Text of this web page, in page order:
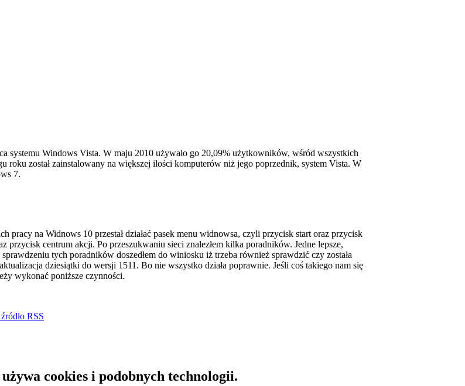
systemu Windows Vista. W maju 2010 używało go 20,09% użytkowników, wśród wszystkich
został zainstalowany na większej ilości komputerów niż jego poprzednik, system Vista. W
7.
pracy na Widnows 10 przestał działać pasek menu widnowsa, czyli przycisk start oraz przycisk
przycisk centrum akcji. Po przeszukwaniu sieci znalezłem kilka poradników. Jedne lepsze,
tych poradników doszedłem do winiosku iż trzeba również sprawdzić czy została
dziesiątki do wersji 1511. Bo nie wszystko działa poprawnie. Jeśli coś takiego nam się
wykonać poniższe czynności.
RSS
cookies i podobnych technologii.